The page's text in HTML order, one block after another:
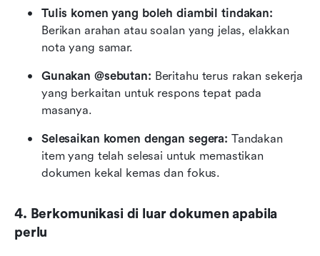
Tulis komen yang boleh diambil tindakan:
Berikan arahan atau soalan yang jelas, elakkan
nota yang samar.
Gunakan @sebutan: Beritahu terus rakan sekerja
yang berkaitan untuk respons tepat pada
masanya.
Selesaikan komen dengan segera: Tandakan
item yang telah selesai untuk memastikan
dokumen kekal kemas dan fokus.
4. Berkomunikasi di luar dokumen apabila
perlu